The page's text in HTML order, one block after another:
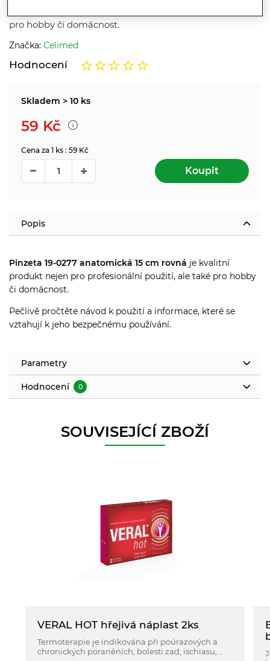
pro hobby či domácnost.
Značka: Celimed
Hodnocení
Skladem > 10 ks
59 Kč
Cena za 1 ks : 59 Kč
Koupit
Popis
Pinzeta 19-0277 anatomická 15 cm rovná je kvalitní
produkt nejen pro profesionální použití, ale také pro hobby
či domácnost.
Pečlivě pročtěte návod k použití a informace, které se
vztahují k jeho bezpečnému používání.
Parametry
Hodnocení 0
SOUVISEJÍCÍ ZBOŽÍ
VERAL HOT hřejivá náplast 2ks
Termoterapie je indikována při poúrazových a
chronických poraněních, bolesti zad, ischiasu,